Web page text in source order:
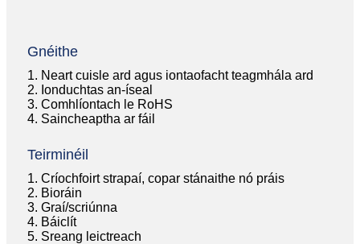
Gnéithe
1. Neart cuisle ard agus iontaofacht teagmhála ard
2. Ionduchtas an-íseal
3. Comhlíontach le RoHS
4. Saincheaptha ar fáil
Teirminéil
1. Críochfoirt strapaí, copar stánaithe nó práis
2. Bioráin
3. Graí/scriúnna
4. Báiclít
5. Sreang leictreach